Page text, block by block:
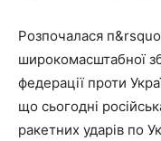
Розпочалася
широкомасштабної
федерації проти
що сьогодні
ракетних ударів по